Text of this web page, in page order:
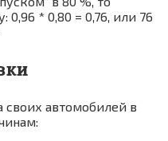
* 0,80 = 0,76, или 76
автомобилей в